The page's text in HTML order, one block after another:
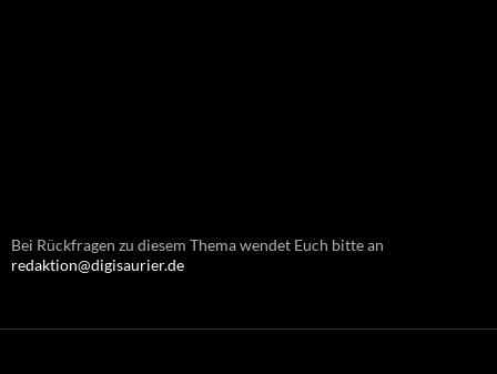
Bei Rückfragen zu diesem Thema wendet Euch bitte an
redaktion@digisaurier.de